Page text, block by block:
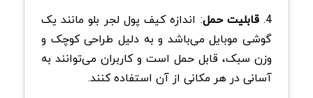
4. قابلیت حمل: اندازه کیف پول لجر بلو مانند یک
گوشی موبایل می‌باشد و به دلیل طراحی کوچک و
وزن سبک، قابل حمل است و کاربران می‌توانند به
آسانی در هر مکانی از آن استفاده کنند.